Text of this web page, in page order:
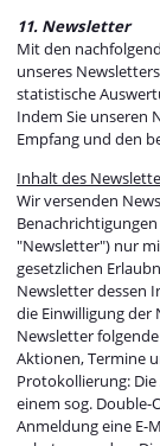
11. Newsletter
Mit den
unseres
statistische
Indem Sie unseren
Empfang und den
Inhalt des
Wir versenden
"Newsletter") nur
gesetzlichen
Newsletter dessen
die Einwilligung der
Newsletter
Aktionen, Termine
Protokollierung:
einem sog. Double-
Anmeldung eine E-